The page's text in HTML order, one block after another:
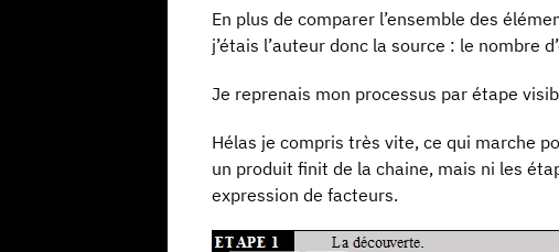
En plus de comparer l’ensemble des
j’étais l’auteur donc la source : le nombre
Je reprenais mon processus par étape
Hélas je compris très vite, ce qui marche
un produit finit de la chaine, mais ni les
expression de facteurs.